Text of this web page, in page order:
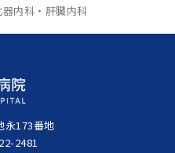
器内科・肝臓内科
永173番地
2481